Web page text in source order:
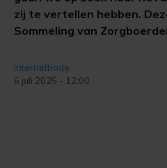
zij te vertellen hebben.
Sommeling van
Internetbode
6 juli 2025 - 12:00